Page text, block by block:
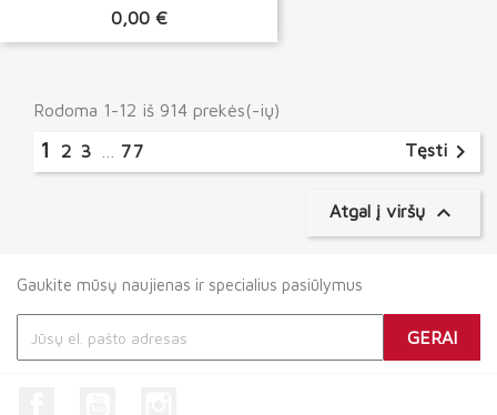
0,00 €
Rodoma 1-12 iš 914 prekės(-ių)
1 2 3 77 Tęsti 
Atgal į viršų 
Gaukite mūsų naujienas ir specialius pasiūlymus